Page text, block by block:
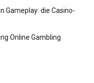
Gameplay: die Casino-
Online Gambling